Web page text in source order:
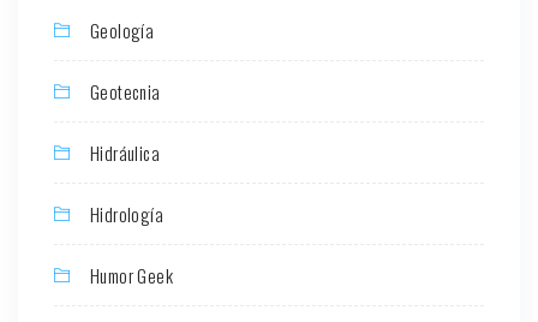
Geología
Geotecnia
Hidráulica
Hidrología
Humor Geek